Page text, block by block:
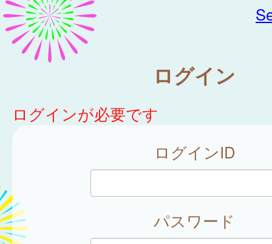
ログイン
ログインが必要です
ログインID
パスワード